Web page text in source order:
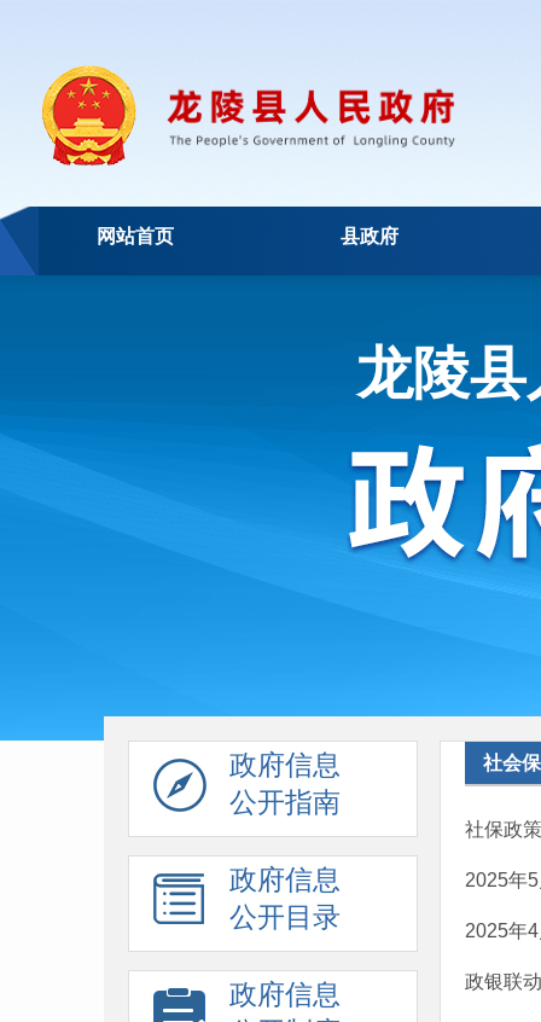
网站首页 县政府
龙陵
政府信息
公开指南
政府信息
公开目录
政府信息
社会
社保政
2025年
2025年
政银联